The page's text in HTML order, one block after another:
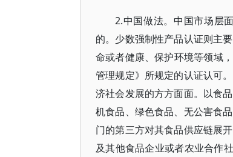
2.中国做法。中国市场层
的。少数强制性产品认证则主
命或者健康、保护环境等领域
管理规定》所规定的认证认可
济社会发展的方方面面。以食
机食品、绿色食品、无公害食
门的第三方对其食品供应链展
及其他食品企业或者农业合作